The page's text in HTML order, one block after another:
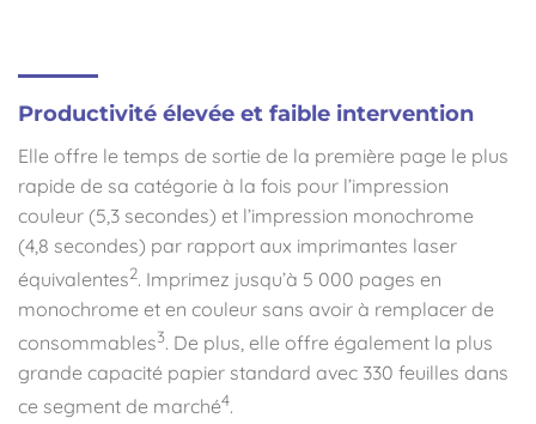
Productivité élevée et faible intervention
Elle offre le temps de sortie de la première page le plus
rapide de sa catégorie à la fois pour l’impression
couleur (5,3 secondes) et l’impression monochrome
(4,8 secondes) par rapport aux imprimantes laser
équivalentes2. Imprimez jusqu’à 5 000 pages en
monochrome et en couleur sans avoir à remplacer de
consommables3. De plus, elle offre également la plus
grande capacité papier standard avec 330 feuilles dans
ce segment de marché4.